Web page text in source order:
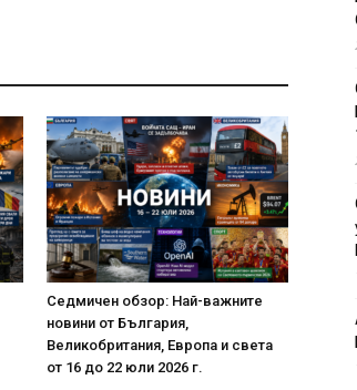
Седмичен обзор: Най-важните
новини от България,
Великобритания, Европа и света
от 16 до 22 юли 2026 г.